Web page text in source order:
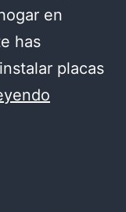
en
has
placas